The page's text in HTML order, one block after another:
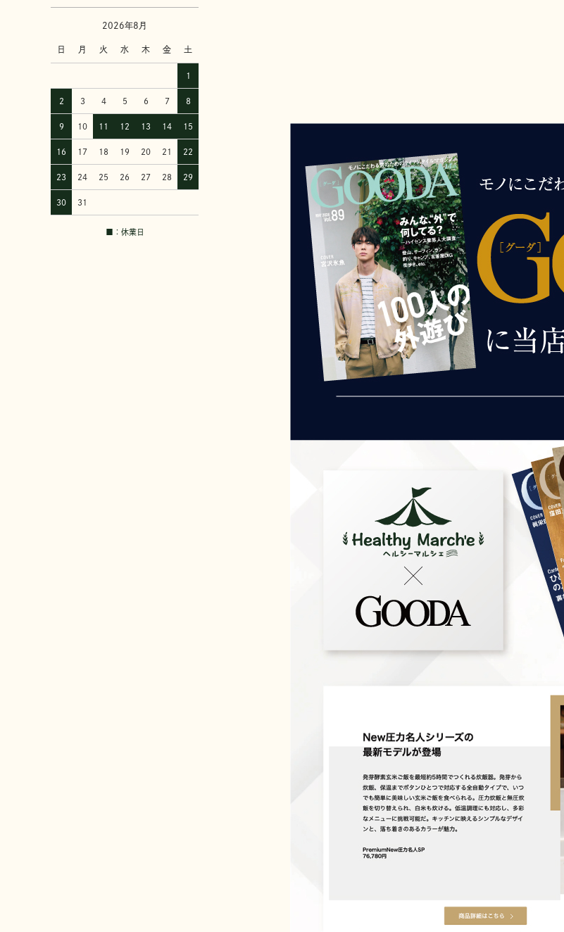
2026年8月
日 月 火 水 木 金 土
1
2 3 4 5 6 7 8
9 10 11 12 13 14 15
16 17 18 19 20 21 22
23 24 25 26 27 28 29
30 31
■：休業日